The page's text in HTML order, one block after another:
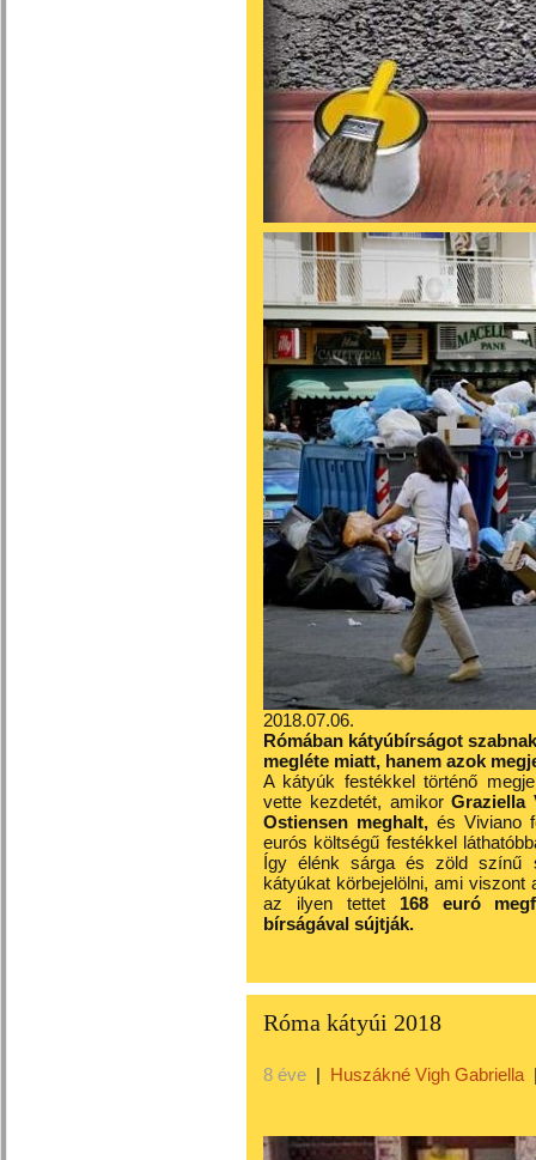
2018.07.06.
Rómában kátyúbírságot
megléte miatt, hanem azok
A kátyúk festékkel történő
vette kezdetét, amikorGraziella
Ostiensen meghalt, és Viviano
eurós költségű festékkel
Így élénk sárga és zöld színű
kátyúkat körbejelölni, ami
az ilyen tettet 168 euró
bírságával sújtják.
Róma kátyúi 2018
8 éve | Huszákné Vigh Gabriella